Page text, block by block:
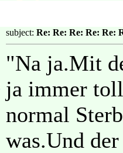
subject: Re: Re: Re: Re: Re:
"Na ja.Mit
ja immer
normal
was.Und